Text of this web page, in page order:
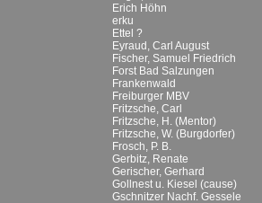
Erich Höhn
erku
Ettel ?
Eyraud, Carl August
Fischer, Samuel Friedrich
Forst Bad Salzungen
Frankenwald
Freiburger MBV
Fritzsche, Carl
Fritzsche, H. (Mentor)
Fritzsche, W. (Burgdorfer)
Frosch, P. B.
Gerbitz, Renate
Gerischer, Gerhard
Gollnest u. Kiesel (cause)
Gschnitzer Nachf. Gessele